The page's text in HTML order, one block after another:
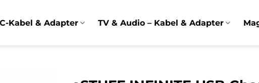
Kabel & Adapter TV & Audio – Kabel & Adapter